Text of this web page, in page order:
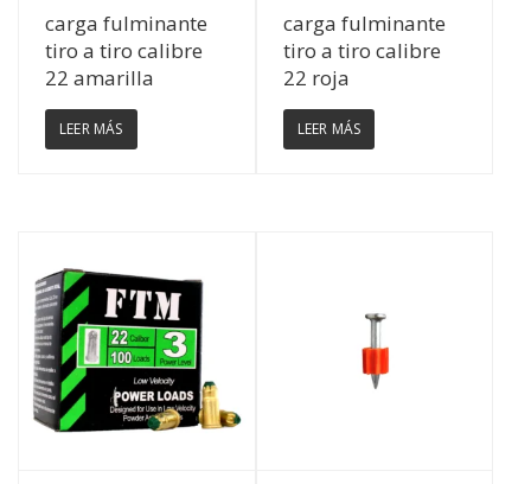
Ver Detalles
carga fulminante
tiro a tiro calibre
22 amarilla
LEER MÁS
Ver Detalles
carga fulminante
tiro a tiro calibre
22 roja
LEER MÁS